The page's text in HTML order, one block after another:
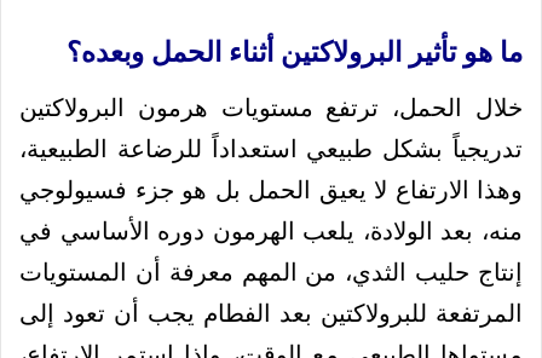
ما هو تأثير البرولاكتين أثناء الحمل وبعده؟
خلال الحمل، ترتفع مستويات هرمون البرولاكتين
تدريجياً بشكل طبيعي استعداداً للرضاعة الطبيعية،
وهذا الارتفاع لا يعيق الحمل بل هو جزء فسيولوجي
منه، بعد الولادة، يلعب الهرمون دوره الأساسي في
إنتاج حليب الثدي، من المهم معرفة أن المستويات
المرتفعة للبرولاكتين بعد الفطام يجب أن تعود إلى